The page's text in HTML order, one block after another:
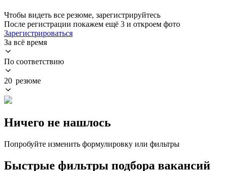
Чтобы видеть все резюме, зарегистрируйтесь
После регистрации покажем ещё 3 и откроем фото
Зарегистрироваться
За всё время
По соответствию
20 резюме
Ничего не нашлось
Попробуйте изменить формулировку или фильтры
Быстрые фильтры подбора вакансий